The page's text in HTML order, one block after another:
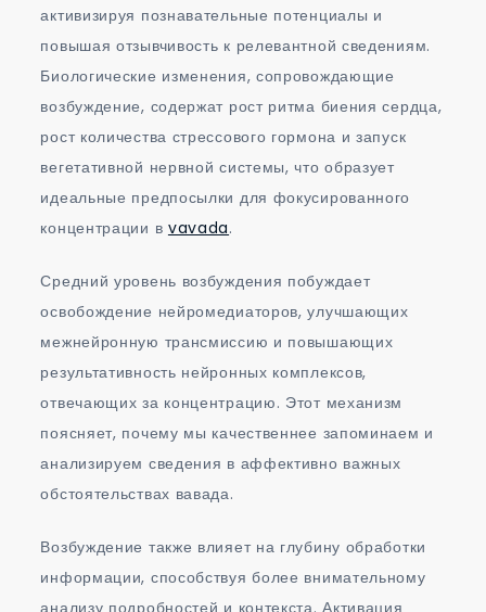
активизируя познавательные потенциалы и
повышая отзывчивость к релевантной сведениям.
Биологические изменения, сопровождающие
возбуждение, содержат рост ритма биения сердца,
рост количества стрессового гормона и запуск
вегетативной нервной системы, что образует
идеальные предпосылки для фокусированного
концентрации в vavada.
Средний уровень возбуждения побуждает
освобождение нейромедиаторов, улучшающих
межнейронную трансмиссию и повышающих
результативность нейронных комплексов,
отвечающих за концентрацию. Этот механизм
поясняет, почему мы качественнее запоминаем и
анализируем сведения в аффективно важных
обстоятельствах вавада.
Возбуждение также влияет на глубину обработки
информации, способствуя более внимательному
анализу подробностей и контекста. Активация